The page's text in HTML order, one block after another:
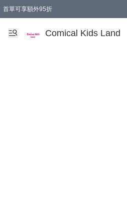
首單可享額外95折
Comical Kids Land